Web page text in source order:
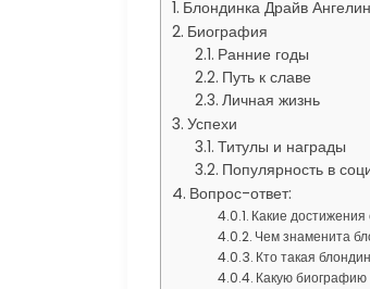
Блондинка Драйв
Биография
Ранние годы
Путь к славе
Личная жизнь
Успехи
Титулы и награды
Популярность в
Вопрос-ответ:
Какие
Чем знаменита
Кто такая
Какую биографию